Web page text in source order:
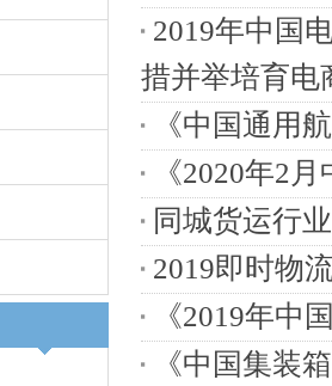
2019年中国
措并举培育电
《中国通用
《2020年2
同城货运行
2019即时物
《2019年中
《中国集装